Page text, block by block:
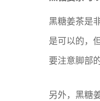
黑糖姜茶是
是可以的，
要注意脚部
另外，黑糖